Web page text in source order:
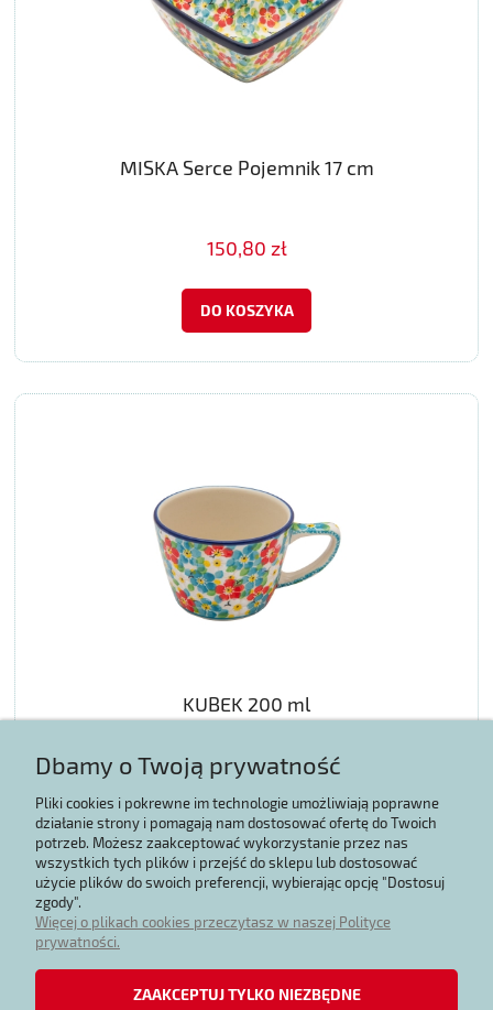
MISKA Serce Pojemnik 17 cm
150,80 zł
DO KOSZYKA
KUBEK 200 ml
62,73 zł
POWIADOM O DOSTĘPNOŚCI
Regulaminy
Dbamy o Twoją prywatność
Pliki cookies i pokrewne im technologie umożliwiają poprawne
działanie strony i pomagają nam dostosować ofertę do Twoich
potrzeb. Możesz zaakceptować wykorzystanie przez nas
wszystkich tych plików i przejść do sklepu lub dostosować
użycie plików do swoich preferencji, wybierając opcję "Dostosuj
zgody".
Więcej o plikach cookies przeczytasz w naszej Polityce
prywatności.
ZAAKCEPTUJ TYLKO NIEZBĘDNE